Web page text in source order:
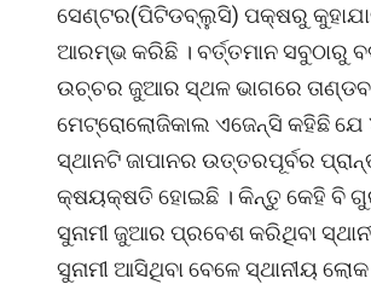
ସେଣ୍ଟର(ପିଟିଡବ୍ଲୁସି) ପକ୍ଷରୁ
ଆରମ୍ଭ କରିଛି । ବର୍ତ୍ତମାନ ସବୁଠାରୁ
ଉଚ୍ଚର ଜୁଆର ସ୍ଥଳ ଭାଗରେ ତାଣ୍ଡବ
ମେଟ୍ରୋଲୋଜିକାଲ ଏଜେନ୍ସି କହିଛି
ସ୍ଥାନଟି ଜାପାନର ଉତ୍ତରପୂର୍ବର
କ୍ଷୟକ୍ଷତି ହୋଇଛି । କିନ୍ତୁ କେହି ବି
ସୁନାମୀ ଜୁଆର ପ୍ରବେଶ କରିଥିବା
ସୁନାମୀ ଆସିଥିବା ବେଳେ ସ୍ଥାନୀୟ